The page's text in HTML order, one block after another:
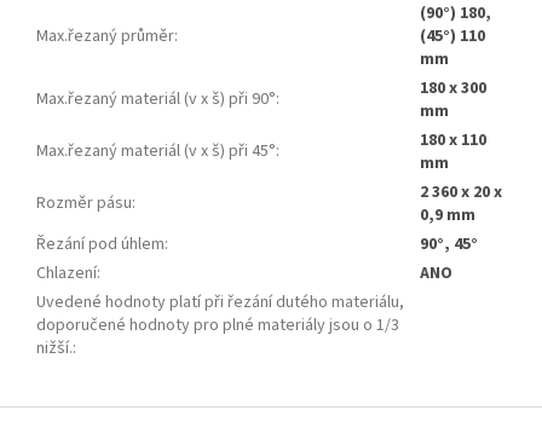
Max.řezaný průměr:
(90°) 180,
(45°) 110
mm
Max.řezaný materiál (v x š) při 90°:
180 x 300
mm
Max.řezaný materiál (v x š) při 45°:
180 x 110
mm
Rozměr pásu:
2 360 x 20 x
0,9 mm
Řezání pod úhlem:
90°, 45°
Chlazení:
ANO
Uvedené hodnoty platí při řezání dutého materiálu,
doporučené hodnoty pro plné materiály jsou o 1/3
nižší.: